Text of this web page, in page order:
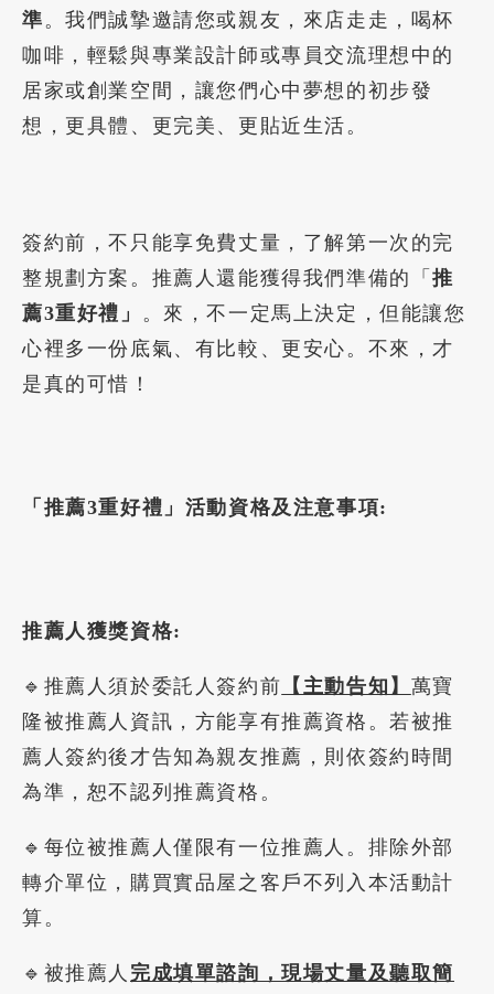
準。我們誠摯邀請您或親友，來店走走，喝杯
咖啡，輕鬆與專業設計師或專員交流理想中的
居家或創業空間，讓您們心中夢想的初步發
想，更具體、更完美、更貼近生活。
簽約前，不只能享免費丈量，了解第一次的完
整規劃方案。推薦人還能獲得我們準備的「推
薦3重好禮」 。來，不一定馬上決定，但能讓您
心裡多一份底氣、有比較、更安心。不來，才
是真的可惜！
「推薦3重好禮」活動資格及注意事項:
推薦人獲獎資格:
🔹推薦人須於委託人簽約前 【主動告知】 萬寶
隆被推薦人資訊，方能享有推薦資格。若被推
薦人簽約後才告知為親友推薦，則依簽約時間
為準，恕不認列推薦資格。
🔹每位被推薦人僅限有一位推薦人。排除外部
轉介單位，購買實品屋之客戶不列入本活動計
算。
🔹被推薦人 完成填單諮詢，現場丈量及聽取簡